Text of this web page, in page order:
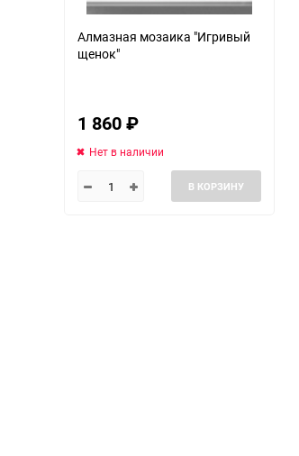
Алмазная мозаика "Игривый
щенок"
1 860₽
Нет в наличии
В КОРЗИНУ